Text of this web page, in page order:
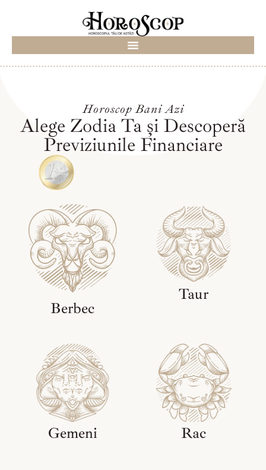
Horoscop Bani Azi
Alege Zodia Ta și Descoperă
Previziunile Financiare
Berbec
Taur
Gemeni Rac